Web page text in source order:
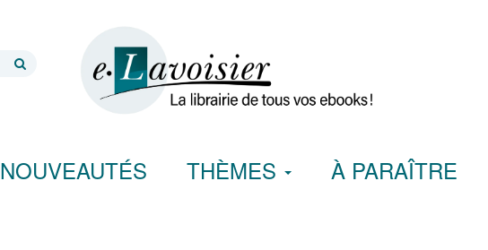
NOUVEAUTÉS THÈMES À PARAÎTRE